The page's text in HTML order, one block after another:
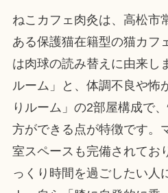
ねこカフェ肉灸は、高松市
ある保護猫在籍型の猫カフ
は肉球の読み替えに由来し
ルーム」と、体調不良や怖
りルーム」の2部屋構成で
方ができる点が特徴です。
室スペースも完備されてお
っくり時間を過ごしたい人